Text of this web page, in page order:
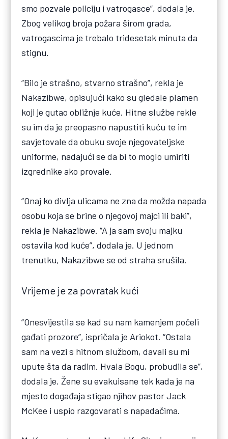
smo pozvale policiju i vatrogasce”, dodala je.
Zbog velikog broja požara širom grada,
vatrogascima je trebalo tridesetak minuta da
stignu.
“Bilo je strašno, stvarno strašno”, rekla je
Nakazibwe, opisujući kako su gledale plamen
koji je gutao obližnje kuće. Hitne službe rekle
su im da je preopasno napustiti kuću te im
savjetovale da obuku svoje njegovateljske
uniforme, nadajući se da bi to moglo umiriti
izgrednike ako provale.
“Onaj ko divlja ulicama ne zna da možda napada
osobu koja se brine o njegovoj majci ili baki”,
rekla je Nakazibwe. “A ja sam svoju majku
ostavila kod kuće”, dodala je. U jednom
trenutku, Nakazibwe se od straha srušila.
Vrijeme je za povratak kući
“Onesvijestila se kad su nam kamenjem počeli
gađati prozore”, ispričala je Ariokot. “Ostala
sam na vezi s hitnom službom, davali su mi
upute šta da radim. Hvala Bogu, probudila se”,
dodala je. Žene su evakuisane tek kada je na
mjesto događaja stigao njihov pastor Jack
McKee i uspio razgovarati s napadačima.